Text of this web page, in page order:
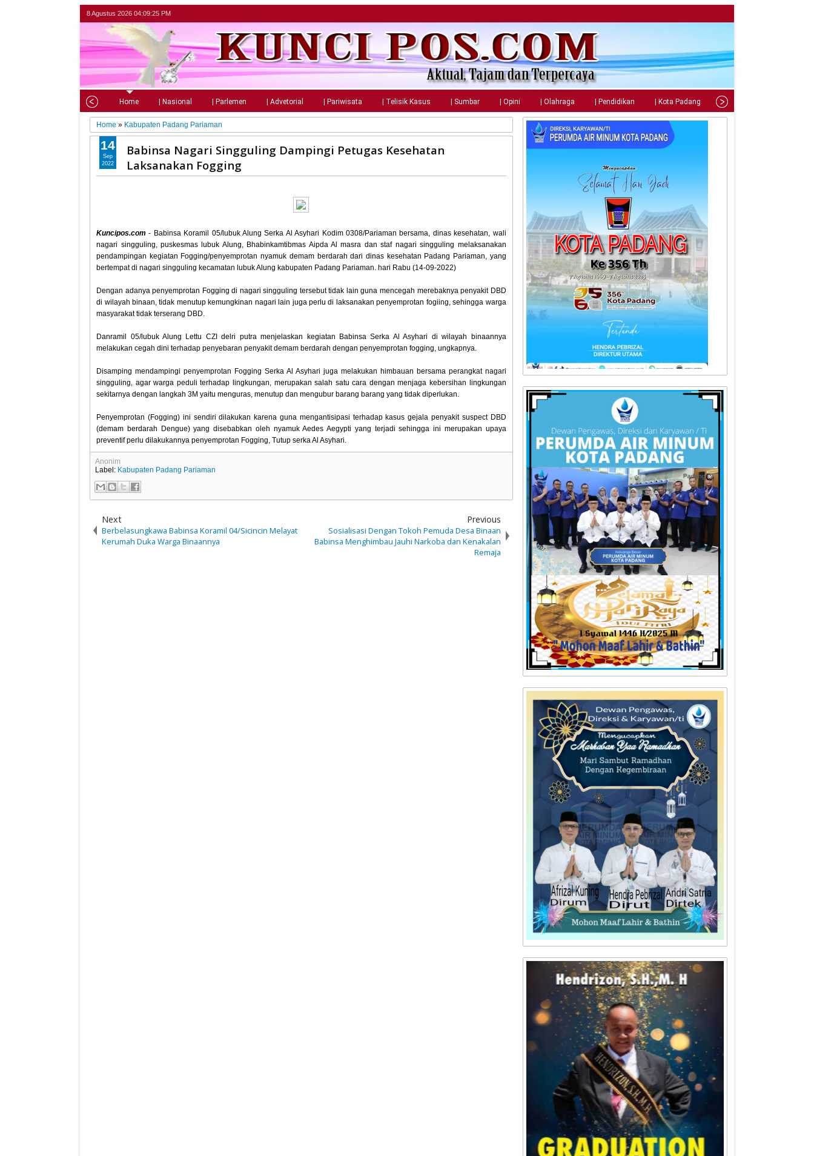
8 Agustus 2026 04:09:27 PM
Home | Nasional | Parlemen | Advetorial | Pariwisata | Telisik Kasus | Sumbar | Opini | Olahraga | Pendidikan | Kota Padang | Tips
Home » Kabupaten Padang Pariaman
Babinsa Nagari Singguling Dampingi Petugas Kesehatan
Laksanakan Fogging
Kuncipos.com - Babinsa Koramil 05/lubuk Alung Serka Al Asyhari Kodim 0308/Pariaman bersama, dinas kesehatan, wali
nagari singguling, puskesmas lubuk Alung, Bhabinkamtibmas Aipda Al masra dan staf nagari singguling melaksanakan
pendampingan kegiatan Fogging/penyemprotan nyamuk demam berdarah dari dinas kesehatan Padang Pariaman, yang
bertempat di nagari singguling kecamatan lubuk Alung kabupaten Padang Pariaman. hari Rabu (14-09-2022)
Dengan adanya penyemprotan Fogging di nagari singguling tersebut tidak lain guna mencegah merebaknya penyakit DBD
di wilayah binaan, tidak menutup kemungkinan nagari lain juga perlu di laksanakan penyemprotan fogiing, sehingga warga
masyarakat tidak terserang DBD.
Danramil 05/lubuk Alung Lettu CZI delri putra menjelaskan kegiatan Babinsa Serka Al Asyhari di wilayah binaannya
melakukan cegah dini terhadap penyebaran penyakit demam berdarah dengan penyemprotan fogging, ungkapnya.
Disamping mendampingi penyemprotan Fogging Serka Al Asyhari juga melakukan himbauan bersama perangkat nagari
singguling, agar warga peduli terhadap lingkungan, merupakan salah satu cara dengan menjaga kebersihan lingkungan
sekitarnya dengan langkah 3M yaitu menguras, menutup dan mengubur barang barang yang tidak diperlukan.
Penyemprotan (Fogging) ini sendiri dilakukan karena guna mengantisipasi terhadap kasus gejala penyakit suspect DBD
(demam berdarah Dengue) yang disebabkan oleh nyamuk Aedes Aegypti yang terjadi sehingga ini merupakan upaya
preventif perlu dilakukannya penyemprotan Fogging, Tutup serka Al Asyhari.
14
Sep
2022
Anonim
Label: Kabupaten Padang Pariaman
Next
Berbelasungkawa Babinsa Koramil 04/Sicincin Melayat
Kerumah Duka Warga Binaannya
Previous
Sosialisasi Dengan Tokoh Pemuda Desa Binaan
Babinsa Menghimbau Jauhi Narkoba dan Kenakalan
Remaja